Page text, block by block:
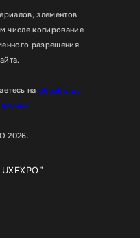
элементов
числе копирование
разрешения
на обработку
2026.